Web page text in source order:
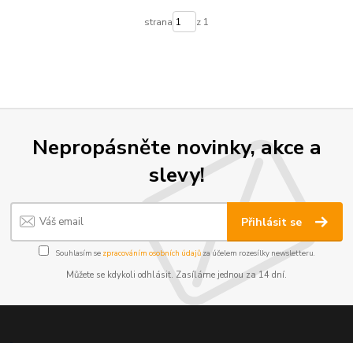
strana z 1
Nepropásněte novinky, akce a
slevy!
Přihlásit se
Souhlasím se zpracováním osobních údajůza účelem rozesílky newsletteru.
Můžete se kdykoli odhlásit. Zasíláme jednou za 14 dní.